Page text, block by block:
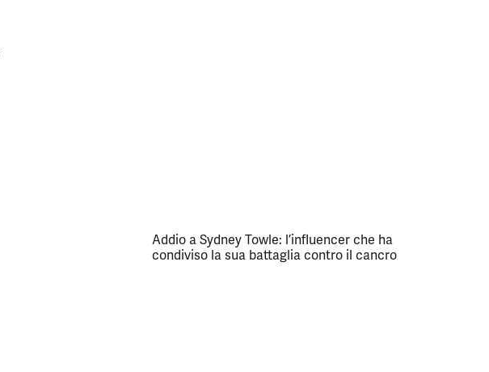
Addio a Sydney Towle: l’influencer che ha
condiviso la sua battaglia contro il cancro